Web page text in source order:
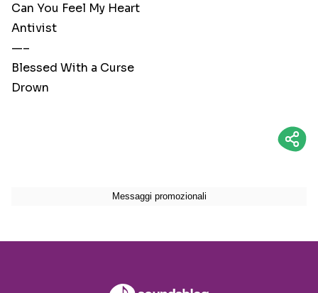
Can You Feel My Heart
Antivist
—–
Blessed With a Curse
Drown